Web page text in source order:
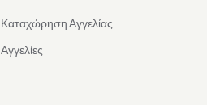
Καταχώρηση Αγγελίας
Αγγελίες